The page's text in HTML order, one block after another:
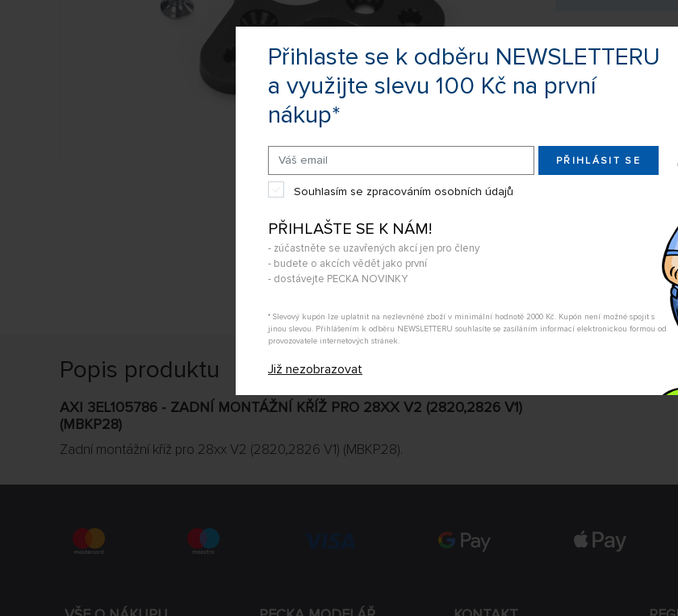
Přihlaste se k odběru NEWSLETTERU
a využijte slevu 100 Kč na první
nákup*
PŘIHLÁSIT SE
Souhlasím se zpracováním osobních údajů
PŘIHLAŠTE SE K NÁM!
- zúčastněte se uzavřených akcí jen pro členy
- budete o akcích vědět jako první
- dostávejte PECKA NOVINKY
* Slevový kupón lze uplatnit na nezlevněné zboží v minimální hodnotě 2000 Kč. Kupón není možné spojit s
jinou slevou. Přihlášením k odběru NEWSLETTERU souhlasíte se zasíláním informací elektronickou formou od
provozovatele internetových stránek.
Již nezobrazovat
Výrobce:
Kód zboží:
Sdílejte produkt
Nevíte si rady s
my Vás s odpovědí
Chcete dostat
hlídací pes Vám dá
POSLAT
Popis produktu
AXI 3EL105786 - ZADNÍ MONTÁŽNÍ KŘÍŽ PRO 28XX V2 (2820,2826 V1)
(MBKP28)
Zadní montážní kříž pro 28xx V2 (2820,2826 V1) (MBKP28).